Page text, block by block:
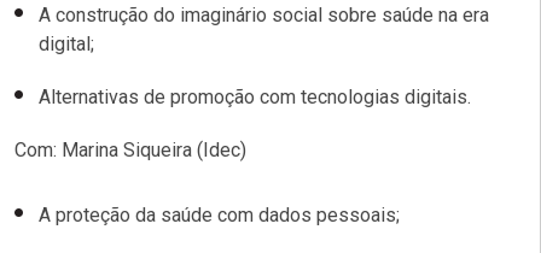
A construção do imaginário social sobre saúde na era
digital;
Alternativas de promoção com tecnologias digitais.
Com: Marina Siqueira (Idec)
A proteção da saúde com dados pessoais;